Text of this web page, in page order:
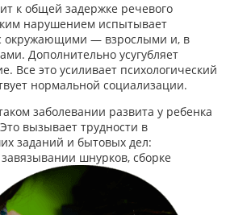
к общей задержке речевого
нарушением испытывает
окружающими — взрослыми и, в
Дополнительно усугубляет
Все это усиливает психологический
нормальной социализации.
заболевании развита у ребенка
вызывает трудности в
заданий и бытовых дел:
шнурков, сборке